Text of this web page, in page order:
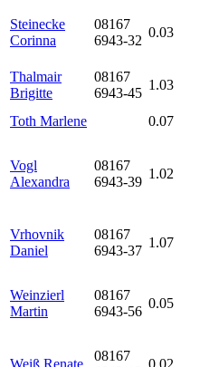
Steinecke
Corinna
08167
6943-32
0.03
Thalmair
Brigitte
08167
6943-45
1.03
Toth Marlene
0.07
Vogl
Alexandra
08167
6943-39
1.02
Vrhovnik
Daniel
08167
6943-37
1.07
Weinzierl
Martin
08167
6943-56
0.05
08167